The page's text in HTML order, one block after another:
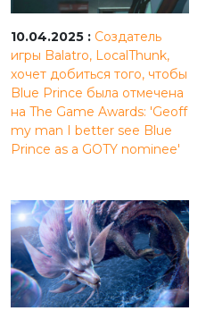
10.04.2025 : Создатель
игры Balatro, LocalThunk,
хочет добиться того, чтобы
Blue Prince была отмечена
на The Game Awards: 'Geoff
my man I better see Blue
Prince as a GOTY nominee'